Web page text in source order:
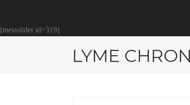
[metaslider id=319]
LYME